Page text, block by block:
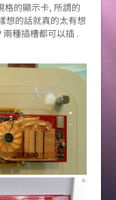
的顯示卡, 所謂的
想的話就真的太有想
兩種插槽都可以插 .